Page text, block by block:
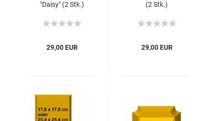
"Daisy" (2 Stk.)
29,00 EUR
(2 Stk.)
29,00 EUR